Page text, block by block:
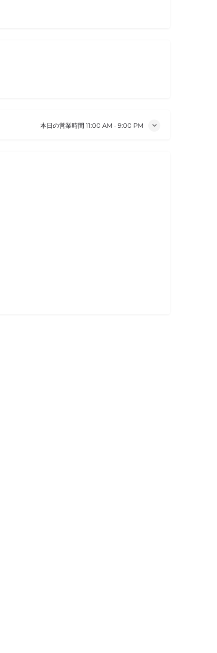
本日の営業時間 11:00 AM - 9:00 PM